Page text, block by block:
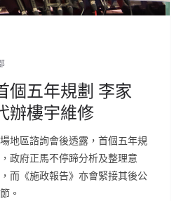
個五年規劃 李家
辦樓宇維修
地區諮詢會後透露，首個五年規
政府正馬不停蹄分析及整理意
而《施政報告》亦會緊接其後公
。